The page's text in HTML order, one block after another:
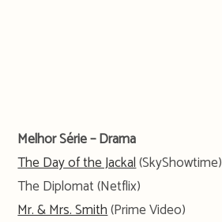
Melhor Série – Drama
The Day of the Jackal(SkyShowtime)
The Diplomat (Netflix)
Mr. & Mrs. Smith(Prime Video)